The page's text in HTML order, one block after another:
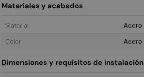
Materiales y acabados
Material
Acero
Color
Acero
Dimensiones y requisitos de instalación